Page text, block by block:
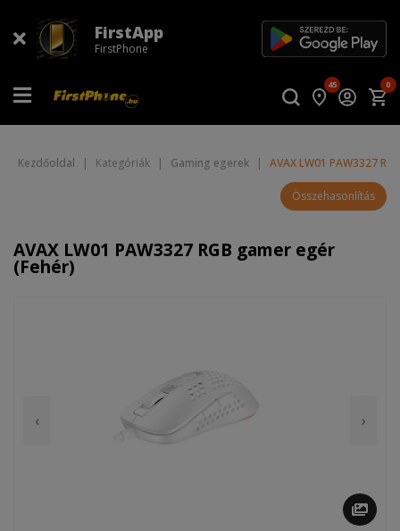
FirstApp
FirstPhone
45 0
Kezdőoldal | Kategóriák | Gaming egerek | AVAX LW01 PAW3327
Összehasonlítás
AVAX LW01 PAW3327 RGB gamer egér
(Fehér)
‹ ›